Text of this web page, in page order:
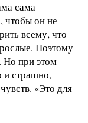
сама
чтобы он не
всему, что
Поэтому
Но при этом
и страшно,
«Это для